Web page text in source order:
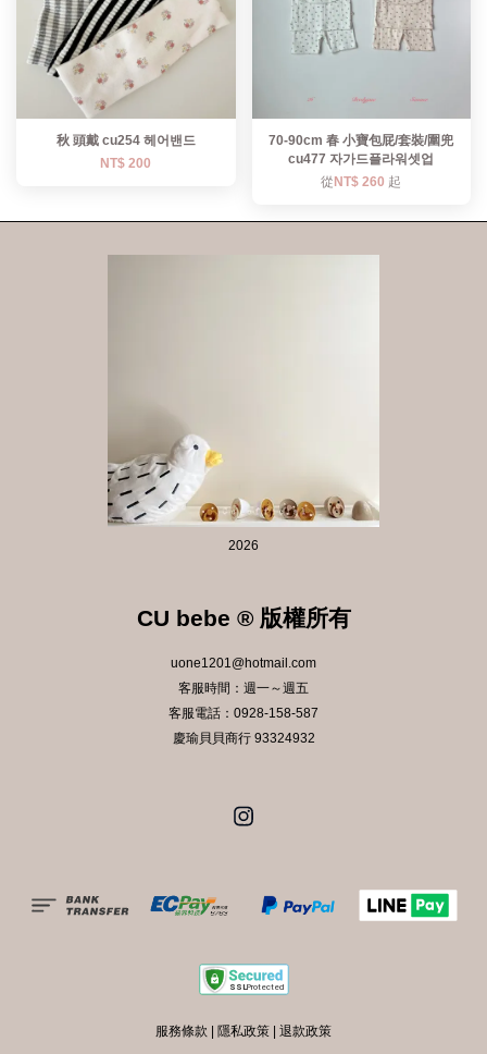
秋 頭戴 cu254 헤어밴드
NT$ 200
70-90cm 春 小寶包屁/套裝/圍兜
cu477 자가드플라워셋업
從 NT$ 260 起
2026
CU bebe ® 版權所有
uone1201@hotmail.com
客服時間：週一～週五
客服電話：0928-158-587
慶瑜貝貝商行 93324932
服務條款 隱私政策 退款政策